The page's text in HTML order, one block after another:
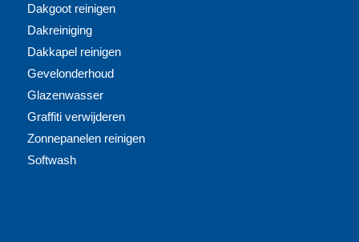
Dakgoot reinigen
Dakreiniging
Dakkapel reinigen
Gevelonderhoud
Glazenwasser
Graffiti verwijderen
Zonnepanelen reinigen
Softwash